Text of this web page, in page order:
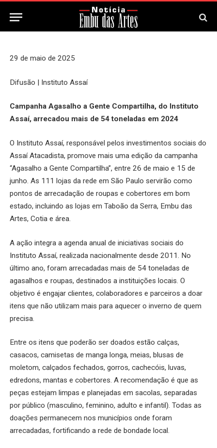
31 de Maio, 2025 Updated: 31 de Maio, 2025
29 de maio de 2025
Difusão | Instituto Assaí
Campanha Agasalho a Gente Compartilha, do Instituto
Assaí, arrecadou mais de 54 toneladas em 2024
O Instituto Assaí, responsável pelos investimentos sociais do
Assaí Atacadista, promove mais uma edição da campanha
“Agasalho a Gente Compartilha”, entre 26 de maio e 15 de
junho. As 111 lojas da rede em São Paulo servirão como
pontos de arrecadação de roupas e cobertores em bom
estado, incluindo as lojas em Taboão da Serra, Embu das
Artes, Cotia e área.
A ação integra a agenda anual de iniciativas sociais do
Instituto Assaí, realizada nacionalmente desde 2011. No
último ano, foram arrecadadas mais de 54 toneladas de
agasalhos e roupas, destinados a instituições locais. O
objetivo é engajar clientes, colaboradores e parceiros a doar
itens que não utilizam mais para aquecer o inverno de quem
precisa.
Entre os itens que poderão ser doados estão calças,
casacos, camisetas de manga longa, meias, blusas de
moletom, calçados fechados, gorros, cachecóis, luvas,
edredons, mantas e cobertores. A recomendação é que as
peças estejam limpas e planejadas em sacolas, separadas
por público (masculino, feminino, adulto e infantil). Todas as
doações permanecem nos municípios onde foram
arrecadadas, fortificando a rede de bondade local.